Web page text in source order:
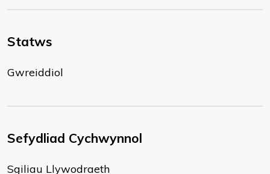
Statws
Gwreiddiol
Sefydliad Cychwynnol
Sgiliau Llywodraeth